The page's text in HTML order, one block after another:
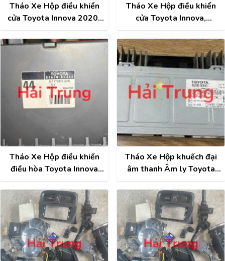
Tháo Xe Hộp điều khiển
cửa Toyota Innova 2020-
Tháo Xe Hộp điều khiển
cửa Toyota Innova,
0K030
Tháo Xe Hộp điều khiển
điều hòa Toyota Innova
Tháo Xe Hộp khuếch đại
âm thanh Âm ly Toyota
86100-60220